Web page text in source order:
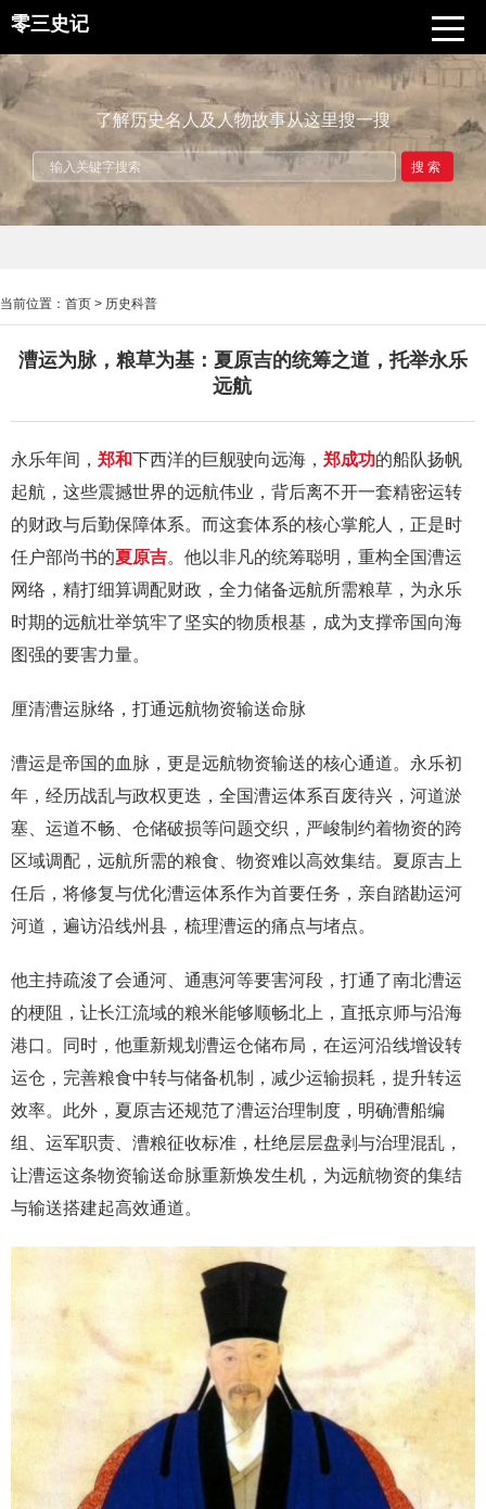
零三史记
了解历史名人及人物故事从这里搜一搜
搜索
当前位置： 首页 > 历史科普
漕运为脉，粮草为基：夏原吉的统筹之道，托举永乐
远航
永乐年间， 郑和下西洋的巨舰驶向远海， 郑成功的船队扬帆
起航，这些震撼世界的远航伟业，背后离不开一套精密运转
的财政与后勤保障体系。而这套体系的核心掌舵人，正是时
任户部尚书的夏原吉。他以非凡的统筹聪明，重构全国漕运
网络，精打细算调配财政，全力储备远航所需粮草，为永乐
时期的远航壮举筑牢了坚实的物质根基，成为支撑帝国向海
图强的要害力量。
厘清漕运脉络，打通远航物资输送命脉
漕运是帝国的血脉，更是远航物资输送的核心通道。永乐初
年，经历战乱与政权更迭，全国漕运体系百废待兴，河道淤
塞、运道不畅、仓储破损等问题交织，严峻制约着物资的跨
区域调配，远航所需的粮食、物资难以高效集结。夏原吉上
任后，将修复与优化漕运体系作为首要任务，亲自踏勘运河
河道，遍访沿线州县，梳理漕运的痛点与堵点。
他主持疏浚了会通河、通惠河等要害河段，打通了南北漕运
的梗阻，让长江流域的粮米能够顺畅北上，直抵京师与沿海
港口。同时，他重新规划漕运仓储布局，在运河沿线增设转
运仓，完善粮食中转与储备机制，减少运输损耗，提升转运
效率。此外，夏原吉还规范了漕运治理制度，明确漕船编
组、运军职责、漕粮征收标准，杜绝层层盘剥与治理混乱，
让漕运这条物资输送命脉重新焕发生机，为远航物资的集结
与输送搭建起高效通道。